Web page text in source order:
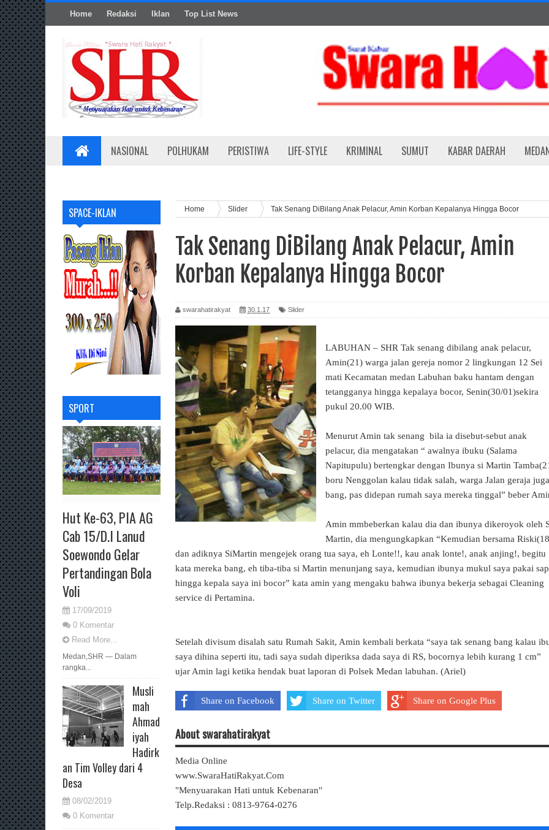
Home Redaksi Iklan Top List News
NASIONAL POLHUKAM PERISTIWA LIFE-STYLE KRIMINAL SUMUT KABAR DAERAH
SPACE-IKLAN
SPORT
Hut Ke-63, PIA AG
Cab 15/D.I Lanud
Soewondo Gelar
Pertandingan Bola
Voli
17/09/2019
0 Komentar
Read More...
Medan,SHR — Dalam
rangka...
Musli
mah
Ahmad
iyah
Hadirk
an Tim Volley dari 4
Desa
08/02/2019
0 Komentar
Home Slider Tak Senang DiBilang Anak Pelacur, Amin Korban Kepalanya Hingga Bocor
Tak Senang DiBilang Anak Pelacur, Amin
Korban Kepalanya Hingga Bocor
swarahatirakyat 30.1.17 Slider
LABUHAN – SHR Tak senang dibilang anak pelacur,
Amin(21) warga jalan gereja nomor 2 lingkungan 12 Sei
mati Kecamatan medan Labuhan baku hantam dengan
tetangganya hingga kepalaya bocor, Senin(30/01)sekira
pukul 20.00 WIB.
Menurut Amin tak senang bila ia disebut-sebut anak
pelacur, dia mengatakan “ awalnya ibuku (Salama
Napitupulu) bertengkar dengan Ibunya si Martin
boru Nenggolan kalau tidak salah, warga Jalan geraja juga
bang, pas didepan rumah saya mereka tinggal” beber
Amin mmbeberkan kalau dia dan ibunya dikeroyok oleh
Martin, dia mengungkapkan “Kemudian bersama
dan adiknya SiMartin mengejek orang tua saya, eh Lonte!!, kau anak lonte!, anak anjing!, begitu
kata mereka bang, eh tiba-tiba si Martin menunjang saya, kemudian ibunya mukul saya pakai
hingga kepala saya ini bocor” kata amin yang mengaku bahwa ibunya bekerja sebagai Cleaning
service di Pertamina.
Setelah divisum disalah satu Rumah Sakit, Amin kembali berkata “saya tak senang bang kalau
saya dihina seperti itu, tadi saya sudah diperiksa dada saya di RS, bocornya lebih kurang 1 cm”
ujar Amin lagi ketika hendak buat laporan di Polsek Medan labuhan. (Ariel)
Share on Facebook Share on Twitter Share on Google Plus
About swarahatirakyat
Media Online
www.SwaraHatiRakyat.Com
"Menyuarakan Hati untuk Kebenaran"
Telp.Redaksi : 0813-9764-0276